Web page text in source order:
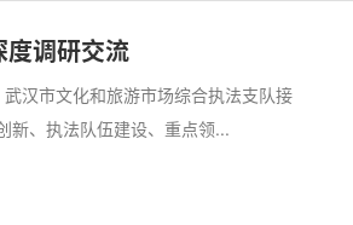
调研交流
汉市文化和旅游市场综合执法支队接
新、执法队伍建设、重点领...